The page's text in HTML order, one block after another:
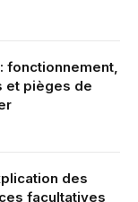
fonctionnement,
et pièges de
des
facultatives